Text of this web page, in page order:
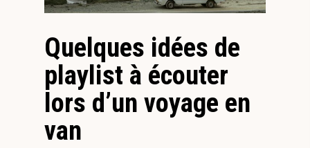
Quelques idées de
playlist à écouter
lors d’un voyage en
van